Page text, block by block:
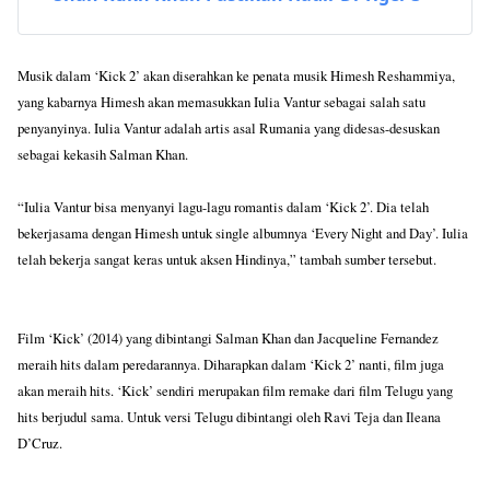
Musik dalam ‘Kick 2’ akan diserahkan ke penata musik Himesh Reshammiya,
yang kabarnya Himesh akan memasukkan Iulia Vantur sebagai salah satu
penyanyinya. Iulia Vantur adalah artis asal Rumania yang didesas-desuskan
sebagai kekasih Salman Khan.
“Iulia Vantur bisa menyanyi lagu-lagu romantis dalam ‘Kick 2’. Dia telah
bekerjasama dengan Himesh untuk single albumnya ‘Every Night and Day’. Iulia
telah bekerja sangat keras untuk aksen Hindinya,” tambah sumber tersebut.
Film ‘Kick’ (2014) yang dibintangi Salman Khan dan Jacqueline Fernandez
meraih hits dalam peredarannya. Diharapkan dalam ‘Kick 2’ nanti, film juga
akan meraih hits. ‘Kick’ sendiri merupakan film remake dari film Telugu yang
hits berjudul sama. Untuk versi Telugu dibintangi oleh Ravi Teja dan Ileana
D’Cruz.